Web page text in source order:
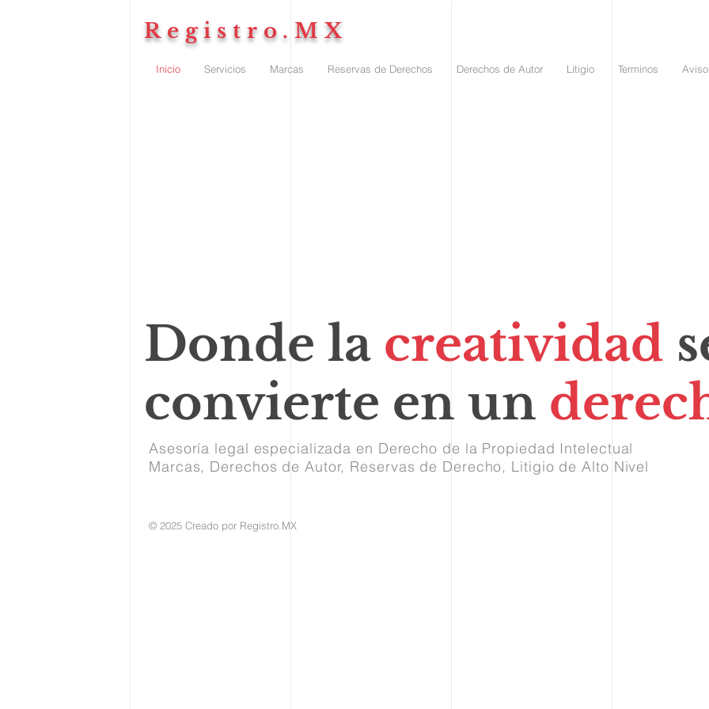
Registro.MX
Inicio Servicios Marcas Reservas de Derechos Derechos de Autor Litigio Terminos
Donde la creatividad
convierte en un
Asesoría legal especializada en Derecho de la Propiedad Intelectual
Marcas, Derechos de Autor, Reservas de Derecho, Litigio de Alto Nivel
© 2025 Creado por Registro.MX